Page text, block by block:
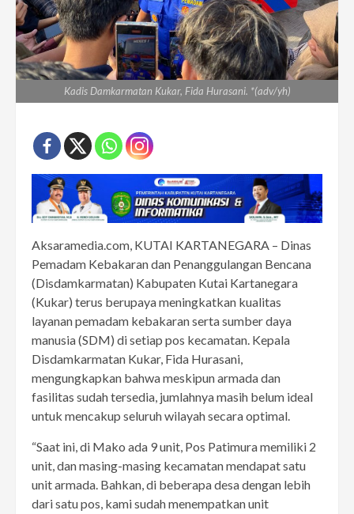
Kadis Damkarmatan Kukar, Fida Hurasani. *(adv/yh)
Aksaramedia.com, KUTAI KARTANEGARA – Dinas
Pemadam Kebakaran dan Penanggulangan Bencana
(Disdamkarmatan) Kabupaten Kutai Kartanegara
(Kukar) terus berupaya meningkatkan kualitas
layanan pemadam kebakaran serta sumber daya
manusia (SDM) di setiap pos kecamatan. Kepala
Disdamkarmatan Kukar, Fida Hurasani,
mengungkapkan bahwa meskipun armada dan
fasilitas sudah tersedia, jumlahnya masih belum ideal
untuk mencakup seluruh wilayah secara optimal.
“Saat ini, di Mako ada 9 unit, Pos Patimura memiliki 2
unit, dan masing-masing kecamatan mendapat satu
unit armada. Bahkan, di beberapa desa dengan lebih
dari satu pos, kami sudah menempatkan unit